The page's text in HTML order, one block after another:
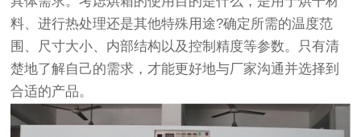
料、进行热处理还是其他特殊用途?确定所需的温度范
围、尺寸大小、内部结构以及控制精度等参数。只有清
楚地了解自己的需求，才能更好地与厂家沟通并选择到
合适的产品。